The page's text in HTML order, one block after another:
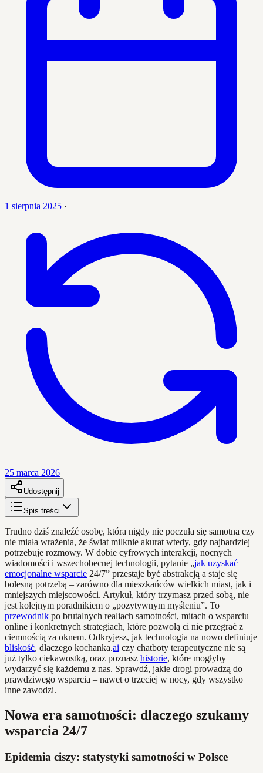
1 sierpnia 2025 ·
25 marca 2026
Udostępnij
Spis treści
Trudno dziś znaleźć osobę, która nigdy nie poczuła się samotna czy
nie miała wrażenia, że świat milknie akurat wtedy, gdy najbardziej
potrzebuje rozmowy. W dobie cyfrowych interakcji, nocnych
wiadomości i wszechobecnej technologii, pytanie „jak uzyskać
emocjonalne wsparcie 24/7” przestaje być abstrakcją a staje się
bolesną potrzebą – zarówno dla mieszkańców wielkich miast, jak i
mniejszych miejscowości. Artykuł, który trzymasz przed sobą, nie
jest kolejnym poradnikiem o „pozytywnym myśleniu”. To
przewodnik po brutalnych realiach samotności, mitach o wsparciu
online i konkretnych strategiach, które pozwolą ci nie przegrać z
ciemnością za oknem. Odkryjesz, jak technologia na nowo definiuje
bliskość, dlaczego kochanka.ai czy chatboty terapeutyczne nie są
już tylko ciekawostką, oraz poznasz historie, które mogłyby
wydarzyć się każdemu z nas. Sprawdź, jakie drogi prowadzą do
prawdziwego wsparcia – nawet o trzeciej w nocy, gdy wszystko
inne zawodzi.
Nowa era samotności: dlaczego szukamy
wsparcia 24/7
Epidemia ciszy: statystyki samotności w Polsce